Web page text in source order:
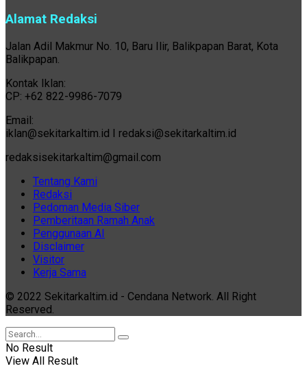
Alamat Redaksi
Jalan Adil Makmur No. 10, Baru Ilir, Balikpapan Barat, Kota
Balikpapan.
Kontak Iklan:
CP: +62 822-9986-7079
Email:
iklan@sekitarkaltim.id I redaksi@sekitarkaltim.id
redaksisekitarkaltim@gmail.com
Tentang Kami
Redaksi
Pedoman Media Siber
Pemberitaan Ramah Anak
Penggunaan AI
Disclaimer
Visitor
Kerja Sama
© 2022 Sekitarkaltim.id - Cendana Network. All Right
Reserved.
No Result
View All Result